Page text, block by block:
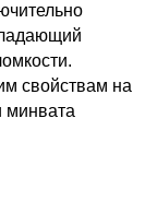
свойствам на
минвата